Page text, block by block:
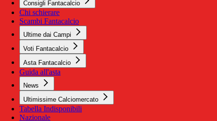
Consigli Fantacalcio
Chi schierare
Scambi Fantacalcio
Ultime dai Campi
Voti Fantacalcio
Asta Fantacalcio
Guida all'asta
News
Ultimissime Calciomercato
Tabella Indisponibili
Nazionale